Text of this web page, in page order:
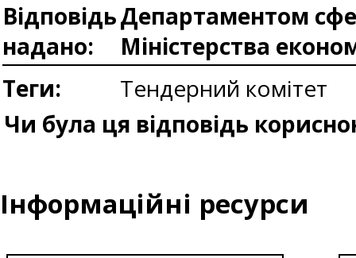
Відповідь
надано:
Департаментом
Міністерства
Теги:
Тендерний комітет
Чи була ця відповідь
Інформаційні ресурси